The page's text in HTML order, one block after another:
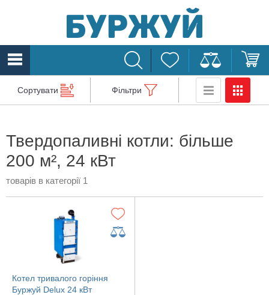
Сортувати Фільтри
Твердопаливні котли: більше
200 м², 24 кВт
товарів в категорії 1
Котел тривалого горіння
Буржуй Delux 24 кВт